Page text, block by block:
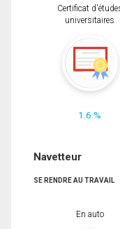
Certificat
universitaires
1.6 %
Navetteur
SE RENDRE AU TRAVAIL
En auto